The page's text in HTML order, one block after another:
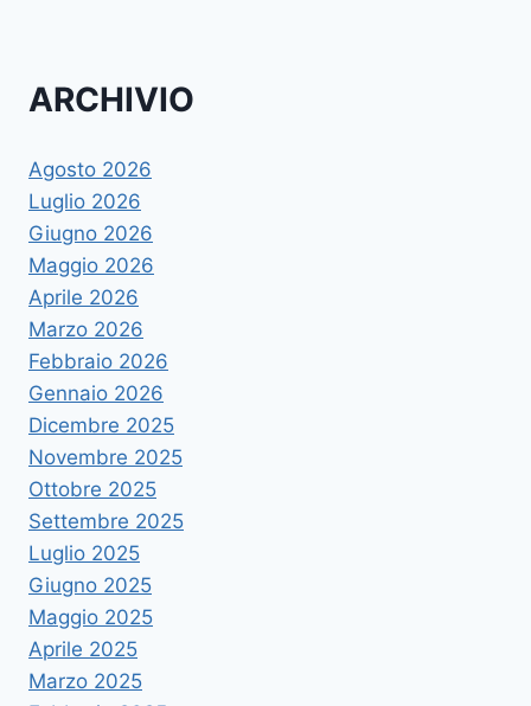
ARCHIVIO
Agosto 2026
Luglio 2026
Giugno 2026
Maggio 2026
Aprile 2026
Marzo 2026
Febbraio 2026
Gennaio 2026
Dicembre 2025
Novembre 2025
Ottobre 2025
Settembre 2025
Luglio 2025
Giugno 2025
Maggio 2025
Aprile 2025
Marzo 2025